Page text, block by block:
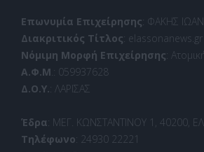
Επωνυμία Επιχείρησης: ΦΑΚΗΣ
Διακριτικός Τίτλος: elassonanews.gr
Νόμιμη Μορφή Επιχείρησης:
Α.Φ.Μ .: 059937628
Δ.Ο.Υ.: ΛΑΡΙΣΑΣ
Έδρα: ΜΕΓ. ΚΩΝΣΤΑΝΤΙΝΟΥ 1, 40200,
Τηλέφωνο: 24930 22221